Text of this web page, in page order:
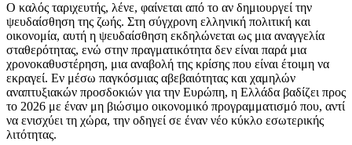
Ο καλός ταριχευτής, λένε, φαίνεται από το αν δημιουργεί την
ψευδαίσθηση της ζωής. Στη σύγχρονη ελληνική πολιτική και
οικονομία, αυτή η ψευδαίσθηση εκδηλώνεται ως μια αναγγελία
σταθερότητας, ενώ στην πραγματικότητα δεν είναι παρά μια
χρονοκαθυστέρηση, μια αναβολή της κρίσης που είναι έτοιμη να
εκραγεί. Εν μέσω παγκόσμιας αβεβαιότητας και χαμηλών
αναπτυξιακών προσδοκιών για την Ευρώπη, η Ελλάδα βαδίζει προς
το 2026 με έναν μη βιώσιμο οικονομικό προγραμματισμό που, αντί
να ενισχύει τη χώρα, την οδηγεί σε έναν νέο κύκλο εσωτερικής
λιτότητας.